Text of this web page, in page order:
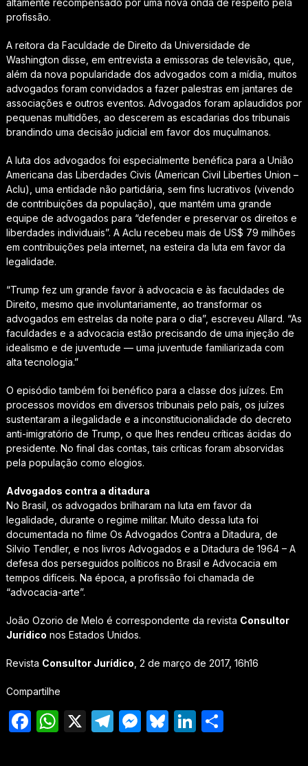
altamente recompensado por uma nova onda de respeito pela
profissão.
A reitora da Faculdade de Direito da Universidade de
Washington disse, em entrevista a emissoras de televisão, que,
além da nova popularidade dos advogados com a mídia, muitos
advogados foram convidados a fazer palestras em jantares de
associações e outros eventos. Advogados foram aplaudidos por
pequenas multidões, ao descerem as escadarias dos tribunais
brandindo uma decisão judicial em favor dos muçulmanos.
A luta dos advogados foi especialmente benéfica para a União
Americana das Liberdades Civis (American Civil Liberties Union –
Aclu), uma entidade não partidária, sem fins lucrativos (vivendo
de contribuições da população), que mantém uma grande
equipe de advogados para “defender e preservar os direitos e
liberdades individuais”. A Aclu recebeu mais de US$ 79 milhões
em contribuições pela internet, na esteira da luta em favor da
legalidade.
“Trump fez um grande favor à advocacia e às faculdades de
Direito, mesmo que involuntariamente, ao transformar os
advogados em estrelas da noite para o dia”, escreveu Allard. “As
faculdades e a advocacia estão precisando de uma injeção de
idealismo e de juventude — uma juventude familiarizada com
alta tecnologia.”
O episódio também foi benéfico para a classe dos juízes. Em
processos movidos em diversos tribunais pelo país, os juízes
sustentaram a ilegalidade e a inconstitucionalidade do decreto
anti-imigratório de Trump, o que lhes rendeu críticas ácidas do
presidente. No final das contas, tais críticas foram absorvidas
pela população como elogios.
Advogados contra a ditadura
No Brasil, os advogados brilharam na luta em favor da
legalidade, durante o regime militar. Muito dessa luta foi
documentada no filme Os Advogados Contra a Ditadura , de
Silvio Tendler, e nos livros Advogados e a Ditadura de 1964 – A
defesa dos perseguidos políticos no Brasil e Advocacia em
tempos difíceis. Na época, a profissão foi chamada de
“advocacia-arte”.
João Ozorio de Melo é correspondente da revista Consultor
Jurídico nos Estados Unidos.
Revista Consultor Jurídico , 2 de março de 2017, 16h16
Compartilhe
Facebook
WhatsApp
X Telegram
Messenger
Bluesky
LinkedIn
Share